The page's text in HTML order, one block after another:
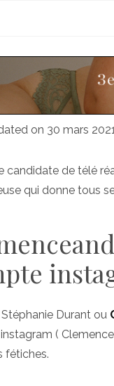
on 30 mars
candidate de télé
qui donne tous
Durant ou
(
fétiches.